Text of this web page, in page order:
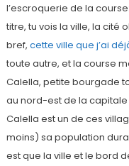
l’escroquerie de la
titre, tu vois la ville, la cité
bref, cette ville que j’ai
toute autre, et la course
Calella, petite bourgade
au nord-est de la capitale
Calella est un de ces
moins) sa population
est que la ville et le bord